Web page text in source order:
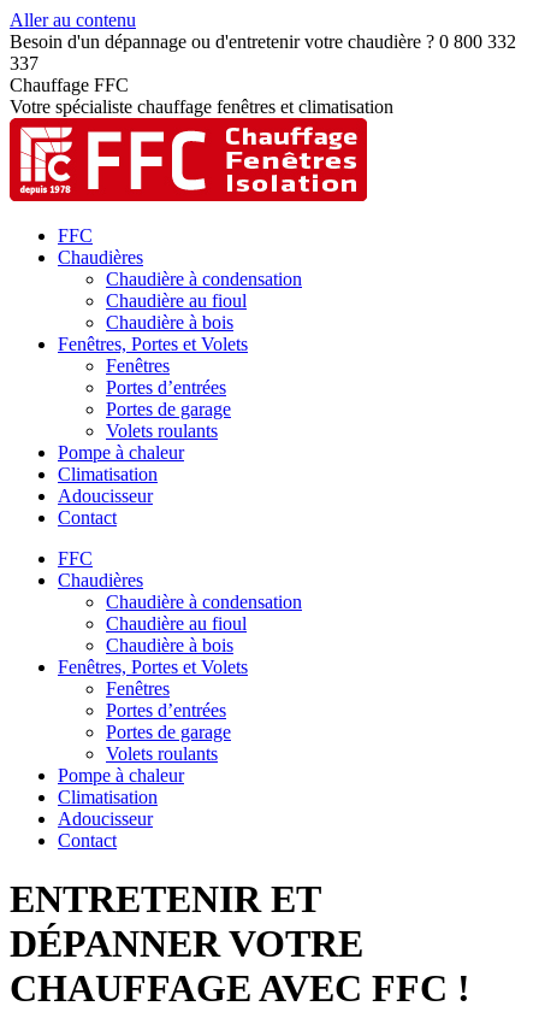
Aller au contenu
Besoin d'un dépannage ou d'entretenir votre chaudière ? 0 800 332
337
Chauffage FFC
Votre spécialiste chauffage fenêtres et climatisation
FFC
Chaudières
Chaudière à condensation
Chaudière au fioul
Chaudière à bois
Fenêtres, Portes et Volets
Fenêtres
Portes d’entrées
Portes de garage
Volets roulants
Pompe à chaleur
Climatisation
Adoucisseur
Contact
FFC
Chaudières
Chaudière à condensation
Chaudière au fioul
Chaudière à bois
Fenêtres, Portes et Volets
Fenêtres
Portes d’entrées
Portes de garage
Volets roulants
Pompe à chaleur
Climatisation
Adoucisseur
Contact
ENTRETENIR ET
DÉPANNER VOTRE
CHAUFFAGE AVEC FFC !